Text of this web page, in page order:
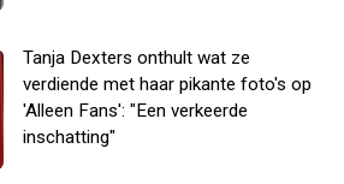
Tanja Dexters onthult wat ze
verdiende met haar pikante foto's op
'Alleen Fans': "Een verkeerde
inschatting"